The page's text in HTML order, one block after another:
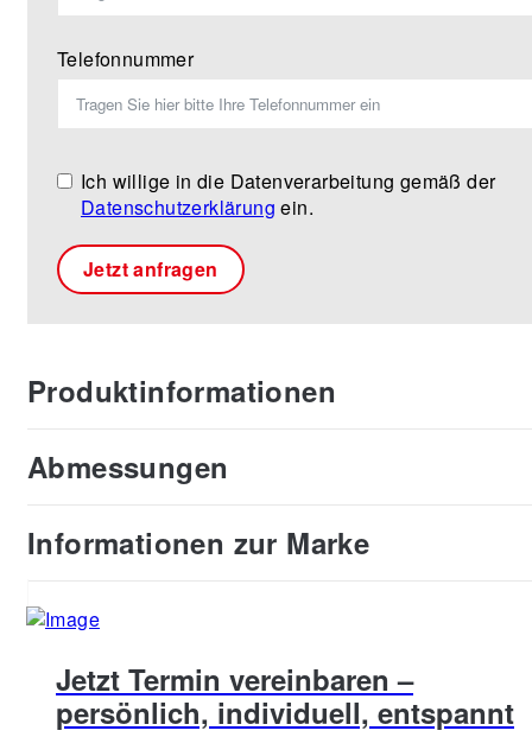
Telefonnummer
Ich willige in die Datenverarbeitung gemäß der
Datenschutzerklärung ein.
Jetzt anfragen
Produktinformationen
Abmessungen
Informationen zur Marke
Jetzt Termin vereinbaren –
persönlich, individuell, entspannt